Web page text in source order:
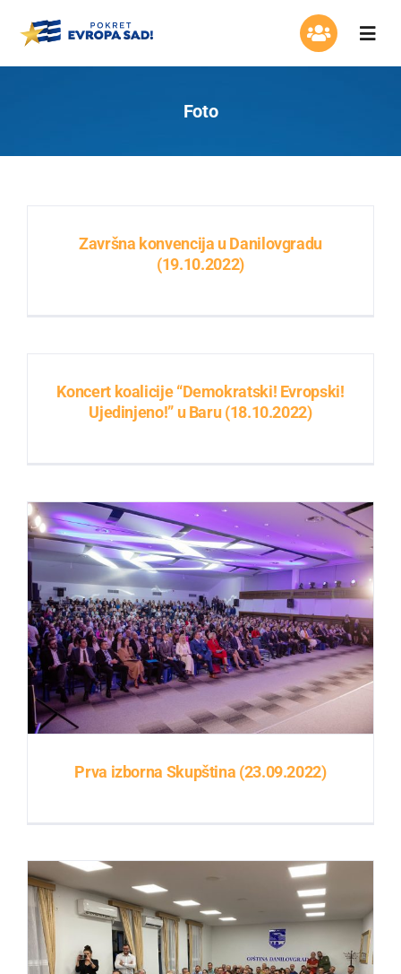
Asocijacija žena
Foto
Završna konvencija u Danilovgradu
(19.10.2022)
Koncert koalicije “Demokratski! Evropski!
Ujedinjeno!” u Baru (18.10.2022)
Prva izborna Skupština (23.09.2022)